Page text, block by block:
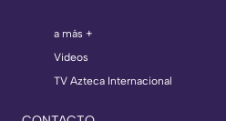
a más +
Videos
TV Azteca Internacional